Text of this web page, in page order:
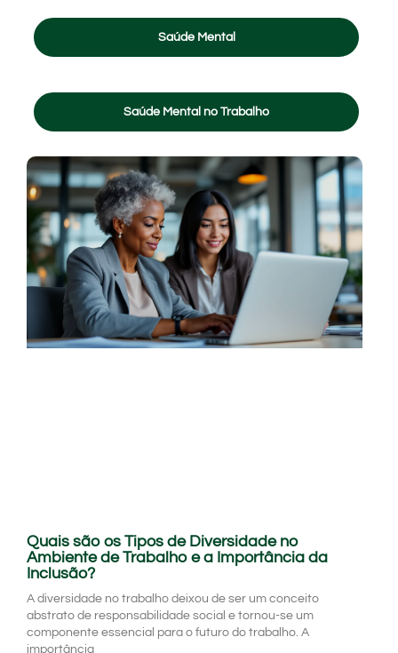
Saúde Mental
Saúde Mental no Trabalho
Quais são os Tipos de Diversidade no
Ambiente de Trabalho e a Importância da
Inclusão?
A diversidade no trabalho deixou de ser um conceito
abstrato de responsabilidade social e tornou-se um
componente essencial para o futuro do trabalho. A
importância